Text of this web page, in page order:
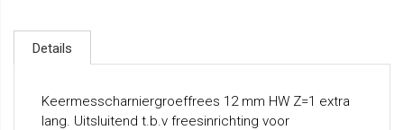
Details
Keermesscharniergroeffrees 12 mm HW Z=1 extra
lang. Uitsluitend t.b.v freesinrichting voor